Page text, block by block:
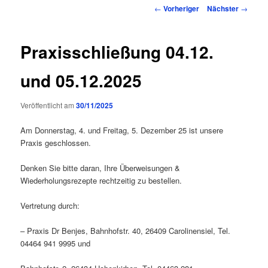
Beitragsnavigation
← Vorheriger Nächster →
Praxisschließung 04.12.
und 05.12.2025
Veröffentlicht am30/11/2025
Am Donnerstag, 4. und Freitag, 5. Dezember 25 ist unsere
Praxis geschlossen.
Denken Sie bitte daran, Ihre Überweisungen &
Wiederholungsrezepte rechtzeitig zu bestellen.
Vertretung durch:
– Praxis Dr Benjes, Bahnhofstr. 40, 26409 Carolinensiel, Tel.
04464 941 9995 und